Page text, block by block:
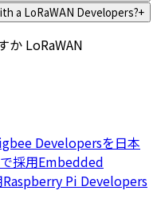
a LoRaWAN Developers?+
か LoRaWAN
Developersを日本
採用Embedded
Raspberry Pi Developers